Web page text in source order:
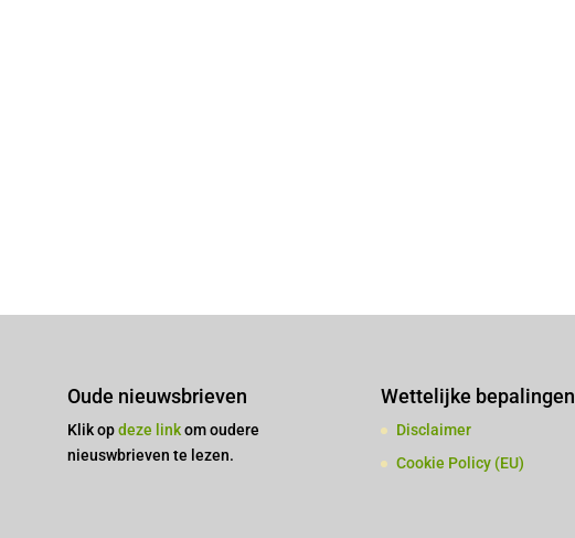
Oude nieuwsbrieven
Klik opdeze linkom oudere
nieuswbrieven te lezen.
Wettelijke bepalingen
Disclaimer
Cookie Policy (EU)